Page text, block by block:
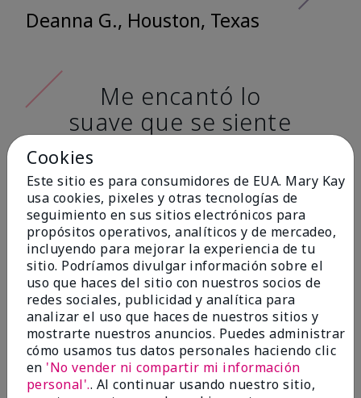
Deanna G., Houston, Texas
Me encantó lo
suave que se siente
al aplicarla. Tiene
un acabado mate
muy bonito y no se
siente pastosa en la
piel. (tono de piel:
claro)
Ailime A., Tampa, Fla.
Cookies
Este sitio es para consumidores de EUA. Mary Kay
usa cookies, pixeles y otras tecnologías de
seguimiento en sus sitios electrónicos para
propósitos operativos, analíticos y de mercadeo,
incluyendo para mejorar la experiencia de tu
sitio. Podríamos divulgar información sobre el
uso que haces del sitio con nuestros socios de
redes sociales, publicidad y analítica para
analizar el uso que haces de nuestros sitios y
mostrarte nuestros anuncios. Puedes administrar
cómo usamos tus datos personales haciendo clic
en 'No vender ni compartir mi información
personal'.. Al continuar usando nuestro sitio,